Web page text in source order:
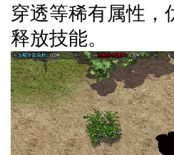
穿透等稀有属性，
释放技能。